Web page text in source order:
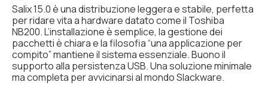
Salix 15.0 è una distribuzione leggera e stabile, perfetta
per ridare vita a hardware datato come il Toshiba
NB200. L’installazione è semplice, la gestione dei
pacchetti è chiara e la filosofia “una applicazione per
compito” mantiene il sistema essenziale. Buono il
supporto alla persistenza USB. Una soluzione minimale
ma completa per avvicinarsi al mondo Slackware.